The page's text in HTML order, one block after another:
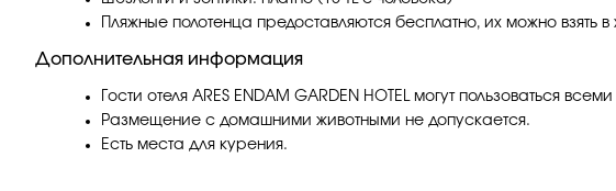
Пляжные полотенца предоставляются бесплатно, их можно взять
Дополнительная информация
Гости отеля ARES ENDAM GARDEN HOTEL могут пользоваться
Размещение с домашними животными не допускается.
Есть места для курения.